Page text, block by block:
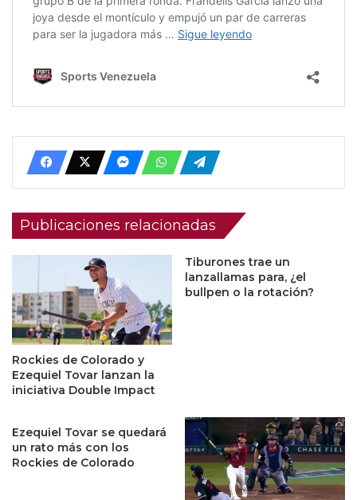
Publicaciones relacionadas
Rockies de Colorado y
Ezequiel Tovar lanzan la
iniciativa Double Impact
Tiburones trae un
lanzallamas para, ¿el
bullpen o la rotación?
Ezequiel Tovar se quedará
un rato más con los
Rockies de Colorado